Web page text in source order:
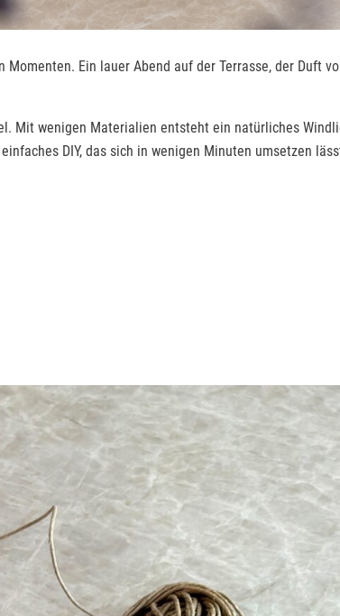
Ein lauer Abend auf der Terrasse, der Duft
Mit wenigen Materialien entsteht ein natürliches
DIY, das sich in wenigen Minuten umsetzen